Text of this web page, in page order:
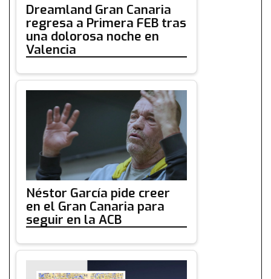
Dreamland Gran Canaria
regresa a Primera FEB tras
una dolorosa noche en
Valencia
Néstor García pide creer
en el Gran Canaria para
seguir en la ACB